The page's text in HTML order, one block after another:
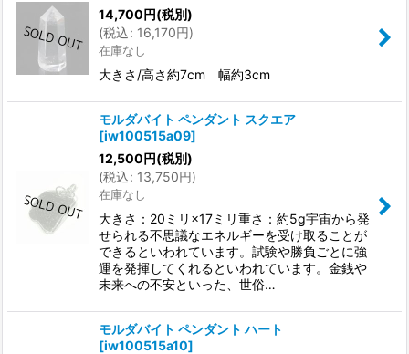
14,700円(税別)
(税込: 16,170円)
在庫なし
大きさ/高さ約7cm 幅約3cm
モルダバイト ペンダント スクエア
[iw100515a09]
12,500円(税別)
(税込: 13,750円)
在庫なし
大きさ：20ミリ×17ミリ重さ：約5g宇宙から発
せられる不思議なエネルギーを受け取ることが
できるといわれています。試験や勝負ごとに強
運を発揮してくれるといわれています。金銭や
未来への不安といった、世俗…
モルダバイト ペンダント ハート
[iw100515a10]